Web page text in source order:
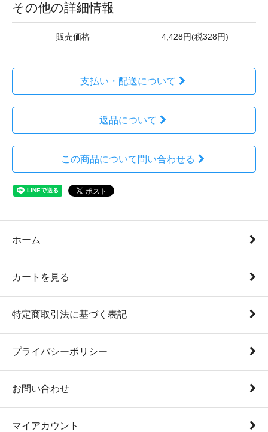
その他の詳細情報
販売価格 4,428円(税328円)
支払い・配送について
返品について
この商品について問い合わせる
ホーム
カートを見る
特定商取引法に基づく表記
プライバシーポリシー
お問い合わせ
マイアカウント